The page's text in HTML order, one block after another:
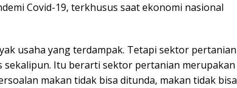
Covid-19, terkhusus saat ekonomi nasional
usaha yang terdampak. Tetapi sektor pertanian
sekalipun. Itu berarti sektor pertanian merupakan
makan tidak bisa ditunda, makan tidak bisa